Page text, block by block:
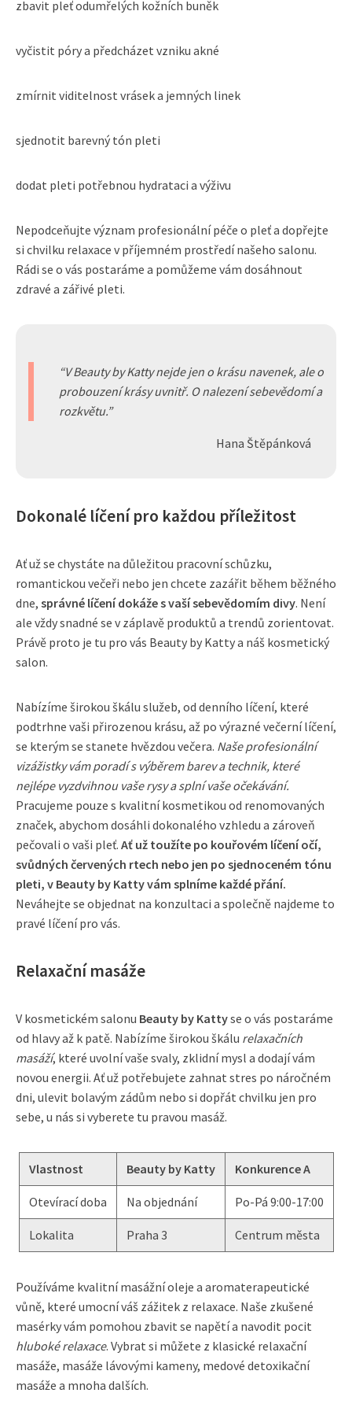
zbavit pleť odumřelých kožních buněk
vyčistit póry a předcházet vzniku akné
zmírnit viditelnost vrásek a jemných linek
sjednotit barevný tón pleti
dodat pleti potřebnou hydrataci a výživu
Nepodceňujte význam profesionální péče o pleť a dopřejte
si chvilku relaxace v příjemném prostředí našeho salonu.
Rádi se o vás postaráme a pomůžeme vám dosáhnout
zdravé a zářivé pleti.
V Beauty by Katty nejde jen o krásu navenek, ale o
probouzení krásy uvnitř. O nalezení sebevědomí a
rozkvětu.
Hana Štěpánková
Dokonalé líčení pro každou příležitost
Ať už se chystáte na důležitou pracovní schůzku,
romantickou večeři nebo jen chcete zazářit během běžného
dne, správné líčení dokáže s vaší sebevědomím divy. Není
ale vždy snadné se v záplavě produktů a trendů zorientovat.
Právě proto je tu pro vás Beauty by Katty a náš kosmetický
salon.
Nabízíme širokou škálu služeb, od denního líčení, které
podtrhne vaši přirozenou krásu, až po výrazné večerní líčení,
se kterým se stanete hvězdou večera. Naše profesionální
vizážistky vám poradí s výběrem barev a technik, které
nejlépe vyzdvihnou vaše rysy a splní vaše očekávání.
Pracujeme pouze s kvalitní kosmetikou od renomovaných
značek, abychom dosáhli dokonalého vzhledu a zároveň
pečovali o vaši pleť. Ať už toužíte po kouřovém líčení očí,
svůdných červených rtech nebo jen po sjednoceném tónu
pleti, v Beauty by Katty vám splníme každé přání.
Neváhejte se objednat na konzultaci a společně najdeme to
pravé líčení pro vás.
Relaxační masáže
V kosmetickém salonu Beauty by Kattyse o vás postaráme
od hlavy až k patě. Nabízíme širokou škálu relaxačních
masáží, které uvolní vaše svaly, zklidní mysl a dodají vám
novou energii. Ať už potřebujete zahnat stres po náročném
dni, ulevit bolavým zádům nebo si dopřát chvilku jen pro
sebe, u nás si vyberete tu pravou masáž.
Vlastnost Beauty by Katty Konkurence A
Otevírací doba Na objednání Po-Pá 9:00-17:00
Lokalita Praha 3 Centrum města
Používáme kvalitní masážní oleje a aromaterapeutické
vůně, které umocní váš zážitek z relaxace. Naše zkušené
masérky vám pomohou zbavit se napětí a navodit pocit
hluboké relaxace. Vybrat si můžete z klasické relaxační
masáže, masáže lávovými kameny, medové detoxikační
masáže a mnoha dalších.